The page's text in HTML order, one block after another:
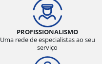
PROFISSIONALISMO
Uma rede de especialistas ao seu
serviço